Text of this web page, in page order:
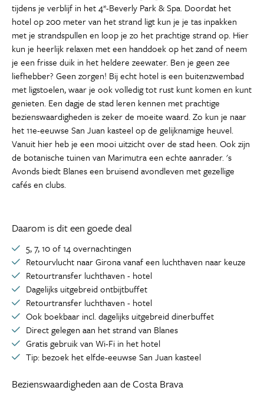
tijdens je verblijf in het 4*-Beverly Park & Spa. Doordat het
hotel op 200 meter van het strand ligt kun je je tas inpakken
met je strandspullen en loop je zo het prachtige strand op. Hier
kun je heerlijk relaxen met een handdoek op het zand of neem
je een frisse duik in het heldere zeewater. Ben je geen zee
liefhebber? Geen zorgen! Bij echt hotel is een buitenzwembad
met ligstoelen, waar je ook volledig tot rust kunt komen en kunt
genieten. Een dagje de stad leren kennen met prachtige
bezienswaardigheden is zeker de moeite waard. Zo kun je naar
het 11e-eeuwse San Juan kasteel op de gelijknamige heuvel.
Vanuit hier heb je een mooi uitzicht over de stad heen. Ook zijn
de botanische tuinen van Marimutra een echte aanrader. 's
Avonds biedt Blanes een bruisend avondleven met gezellige
cafés en clubs.
Daarom is dit een goede deal
5, 7, 10 of 14 overnachtingen
Retourvlucht naar Girona vanaf een luchthaven naar keuze
Retourtransfer luchthaven - hotel
Dagelijks uitgebreid ontbijtbuffet
Retourtransfer luchthaven - hotel
Ook boekbaar incl. dagelijks uitgebreid dinerbuffet
Direct gelegen aan het strand van Blanes
Gratis gebruik van Wi-Fi in het hotel
Tip: bezoek het elfde-eeuwse San Juan kasteel
Bezienswaardigheden aan de Costa Brava